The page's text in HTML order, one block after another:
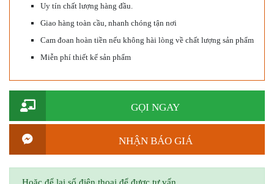
Uy tín chất lượng hàng đầu.
Giao hàng toàn cầu, nhanh chóng tận nơi
Cam đoan hoàn tiền nếu không hài lòng về chất lượng sản phẩm
Miễn phí thiết kế sản phẩm
GỌI NGAY
NHẬN BÁO GIÁ